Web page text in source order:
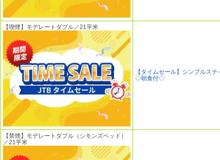
【喫煙】モデレートダブル／21平米
【タイムセール】シンプルステ
◇朝食付◇
【禁煙】モデレートダブル（シモンズベッド）
／21平米